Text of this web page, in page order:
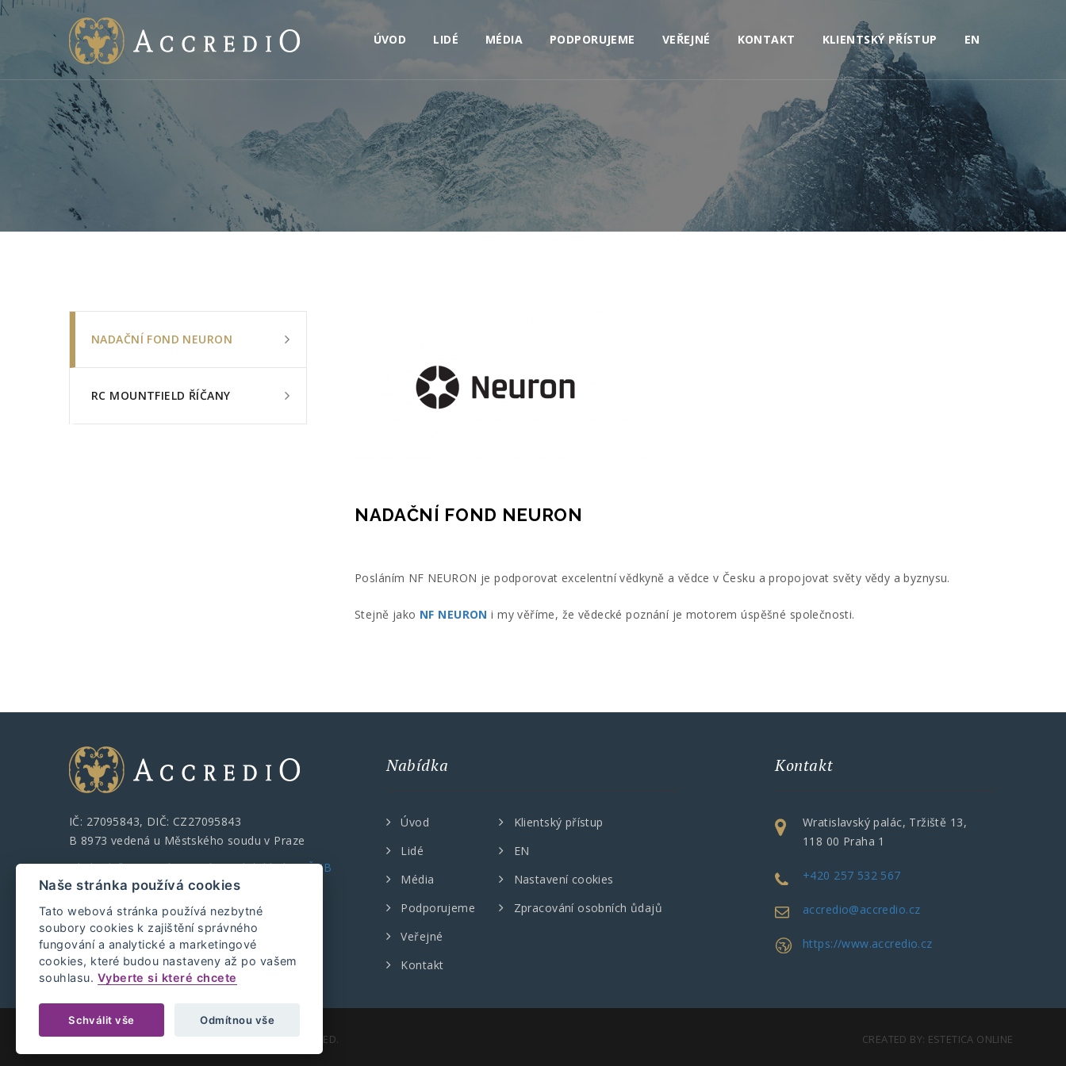
ÚVOD LIDÉ MÉDIA PODPORUJEME VEŘEJNÉ KONTAKT KLIENTSKÝ PŘÍSTUP EN
NADAČNÍ FOND NEURON
RC MOUNTFIELD ŘÍČANY
NADAČNÍ FOND NEURON
Posláním NF NEURON je podporovat excelentní vědkyně a vědce v Česku a propojovat světy vědy a byznysu.
Stejně jako NF NEURON i my věříme, že vědecké poznání je motorem úspěšné společnosti.
IČ: 27095843, DIČ: CZ27095843
B 8973 vedená u Městského soudu v Praze
Obchodník s cennými papíry pod dohledem ČNB
Nabídka
Úvod
Lidé
Média
Podporujeme
Veřejné
Kontakt
Klientský přístup
EN
Nastavení cookies
Zpracování osobních ůdajů
Kontakt
Wratislavský palác, Tržiště 13,
118 00 Praha 1
+420 257 532 567
accredio@accredio.cz
https://www.accredio.cz
COPYRIGHT © ACCREDIO 2021. ALL RIGHTS RESERVED. CREATED BY: ESTETICA ONLINE
Naše stránka používá cookies
Tato webová stránka používá nezbytné
soubory cookies k zajištění správného
fungování a analytické a marketingové
cookies, které budou nastaveny až po vašem
souhlasu. Vyberte si které chcete
Schválit vše Odmítnou vše